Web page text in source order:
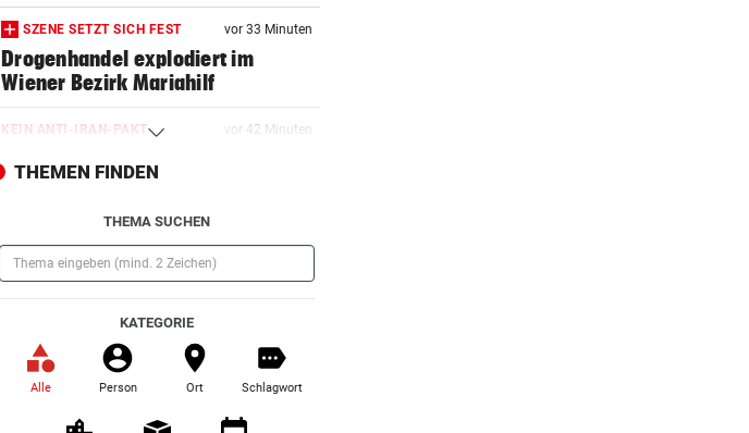
SZENE SETZT SICH FEST vor 33 Minuten
Drogenhandel explodiert im
Wiener Bezirk Mariahilf
KEIN ANTI-IRAN-PAKT vor 42 Minuten
Diese drei Länder schlossen
Militär-Bündnis
TOUR DE FRANCE – DAMEN
Polin Niewiadoma triumphiert am
Mont Ventoux
BIS ZU 10.000 EURO
Diese Fehler kosten im Urlaub ein
Vermögen
VIERER-TURNIER STARTET vor einer Stunde
THEMEN FINDEN
THEMA SUCHEN
KATEGORIE
Alle Person Ort Schlagwort